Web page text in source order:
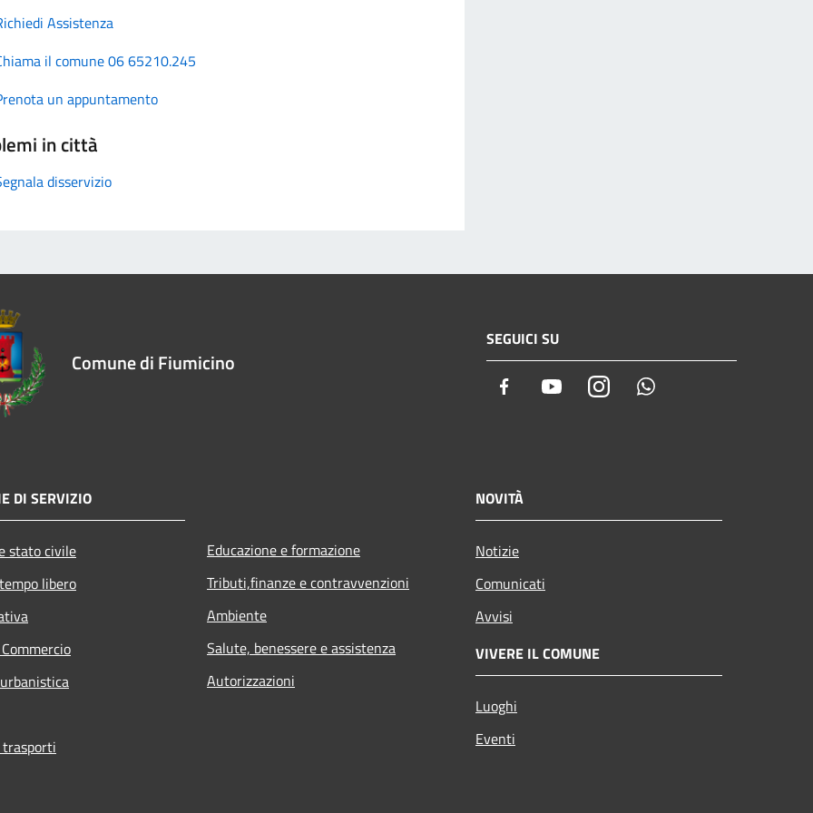
Assistenza
il comune 06 65210.245
un appuntamento
in città
disservizio
Comune di Fiumicino
SEGUICI SU
Facebook YoutubeInstagram
DI SERVIZIO
stato civile
libero
Educazione e formazione
Tributi,finanze e contravvenzioni
Ambiente
Salute, benessere e assistenza
Autorizzazioni
NOVITÀ
Notizie
Comunicati
Avvisi
VIVERE IL COMUNE
Luoghi
Eventi